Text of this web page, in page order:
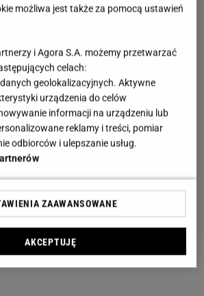
możliwa jest także za pomocą ustawień
i Agora S.A. możemy przetwarzać
celach:
geolokalizacyjnych. Aktywne
urządzenia do celów
informacji na urządzeniu lub
reklamy i treści, pomiar
odbiorców i ulepszanie usług.
ZAAWANSOWANE
AKCEPTUJĘ